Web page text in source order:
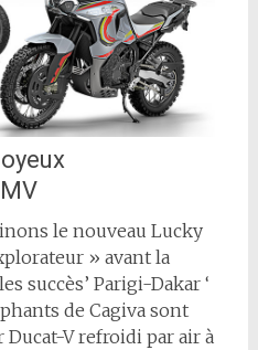
le nouveau Lucky
» avant la
succès’ Parigi-Dakar ‘
de Cagiva sont
Ducat-V refroidi par air à